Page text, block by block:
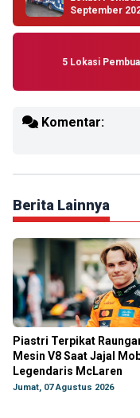
September
5 Lokasi
Komentar:
Berita Lainnya
Piastri Terpikat
Mesin V8 Saat Jajal
Legendaris McLaren
Jumat, 07 Agustus 2026